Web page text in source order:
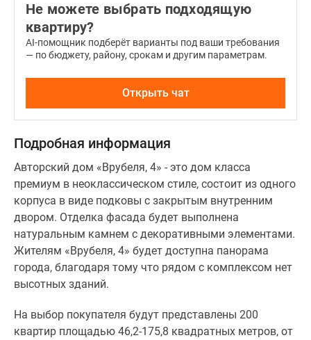
Не можете выбрать подходящую
квартиру?
AI-помощник подберёт варианты под ваши требования
— по бюджету, району, срокам и другим параметрам.
Открыть чат
Подробная информация
Авторский дом «Врубеля, 4» - это дом класса
премиум в неоклассическом стиле, состоит из одного
корпуса в виде подковы с закрытым внутренним
двором. Отделка фасада будет выполнена
натуральным камнем с декоративными элементами.
Жителям «Врубеля, 4» будет доступна панорама
города, благодаря тому что рядом с комплексом нет
высотных зданий.
На выбор покупателя будут представлены 200
квартир площадью 46,2-175,8 квадратных метров, от